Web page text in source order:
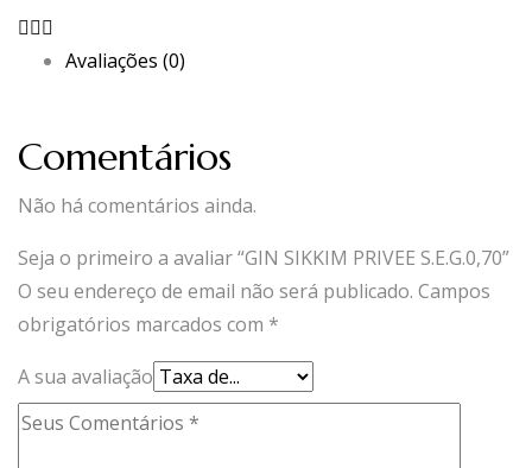
Avaliações (0)
Comentários
Não há comentários ainda.
Seja o primeiro a avaliar “GIN SIKKIM PRIVEE S.E.G.0,70”
O seu endereço de email não será publicado. Campos
obrigatórios marcados com *
A sua avaliação